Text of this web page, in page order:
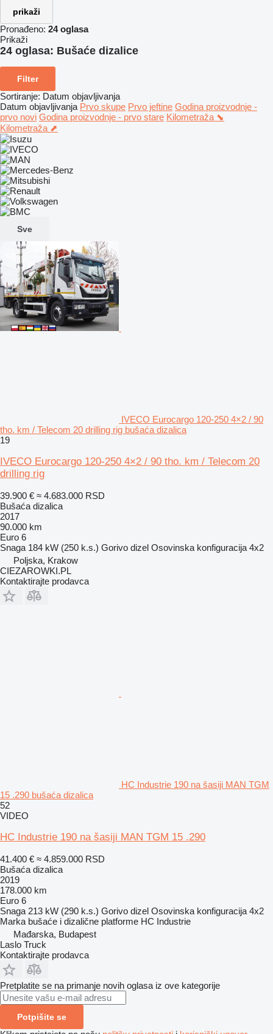
prikaži
Pronađeno: 24 oglasa
Prikaži
24 oglasa: Bušaće dizalice
Filter
Sortiranje: Datum objavljivanja
Datum objavljivanja Prvo skupe Prvo jeftine Godina proizvodnje -
prvo novi Godina proizvodnje - prvo stare Kilometraža ⬊
Kilometraža ⬈
Sve
IVECO Eurocargo 120-250 4×2 / 90
tho. km / Telecom 20 drilling rig bušaća dizalica
19
IVECO Eurocargo 120-250 4×2 / 90 tho. km / Telecom 20
drilling rig
39.900 € ≈ 4.683.000 RSD
Bušaća dizalica
2017
90.000 km
Euro 6
Snaga 184 kW (250 k.s.) Gorivo dizel Osovinska konfiguracija 4x2
Poljska, Krakow
CIEZAROWKI.PL
Kontaktirajte prodavca
HC Industrie 190 na šasiji MAN TGM
15 .290 bušaća dizalica
52
VIDEO
HC Industrie 190 na šasiji MAN TGM 15 .290
41.400 € ≈ 4.859.000 RSD
Bušaća dizalica
2019
178.000 km
Euro 6
Snaga 213 kW (290 k.s.) Gorivo dizel Osovinska konfiguracija 4x2
Marka bušaće i dizalične platforme HC Industrie
Mađarska, Budapest
Laslo Truck
Kontaktirajte prodavca
Pretplatite se na primanje novih oglasa iz ove kategorije
Potpišite se